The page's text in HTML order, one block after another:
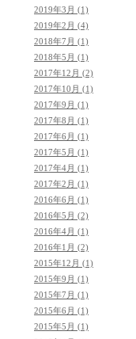
2019年3月 (1)
2019年2月 (4)
2018年7月 (1)
2018年5月 (1)
2017年12月 (2)
2017年10月 (1)
2017年9月 (1)
2017年8月 (1)
2017年6月 (1)
2017年5月 (1)
2017年4月 (1)
2017年2月 (1)
2016年6月 (1)
2016年5月 (2)
2016年4月 (1)
2016年1月 (2)
2015年12月 (1)
2015年9月 (1)
2015年7月 (1)
2015年6月 (1)
2015年5月 (1)